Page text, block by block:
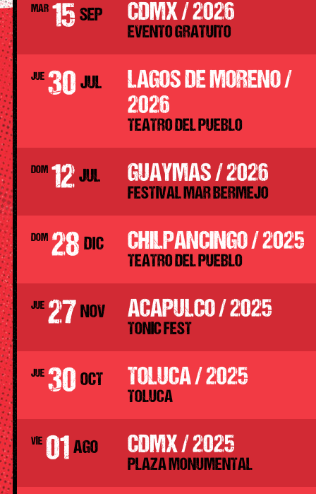
MAR 15 SEP CDMX / 2026
EVENTO GRATUITO
JUE 30 JUL
LAGOS DE MORENO /
2026
TEATRO DEL PUEBLO
DOM 12 JUL GUAYMAS / 2026
FESTIVAL MAR BERMEJO
DOM 28 DIC CHILPANCINGO / 2025
TEATRO DEL PUEBLO
JUE 27 NOV ACAPULCO / 2025
TONIC FEST
JUE 30 OCT TOLUCA / 2025
TOLUCA
VIE 01 AGO CDMX / 2025
PLAZA MONUMENTAL